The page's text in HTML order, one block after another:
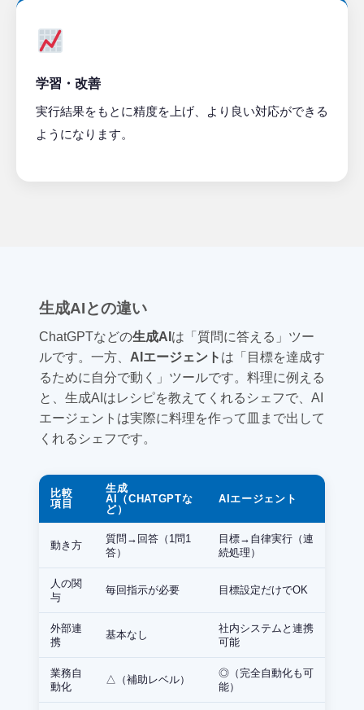
学習・改善
実行結果をもとに精度を上げ、より良い対応ができる
ようになります。
生成AIとの違い
ChatGPTなどの生成AI は「質問に答える」ツー
ルです。一方、 AIエージェント は「目標を達成す
るために自分で動く」ツールです。料理に例える
と、生成AIはレシピを教えてくれるシェフで、AI
エージェントは実際に料理を作って皿まで出して
くれるシェフです。
比較
項目
生成
AI（CHATGPTな
ど）
AIエージェント
動き方
質問→回答（1問1
答）
目標→自律実行（連
続処理）
人の関
与
毎回指示が必要 目標設定だけでOK
外部連
携
基本なし
社内システムと連携
可能
業務自
動化
△（補助レベル）
◎（完全自動化も可
能）